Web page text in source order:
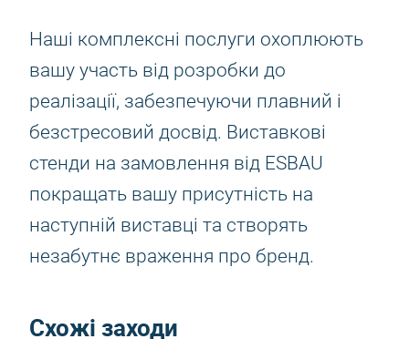
Наші комплексні послуги охоплюють
вашу участь від розробки до
реалізації, забезпечуючи плавний і
безстресовий досвід. Виставкові
стенди на замовлення від ESBAU
покращать вашу присутність на
наступній виставці та створять
незабутнє враження про бренд.
Схожі заходи